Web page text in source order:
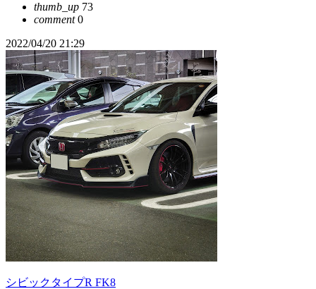
thumb_up 73
comment0
2022/04/20 21:29
シビックタイプR FK8